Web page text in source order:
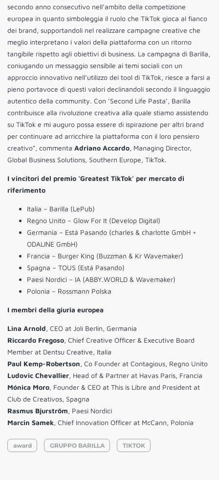
secondo anno consecutivo nell’ambito della competizione
europea in quanto simboleggia il ruolo che TikTok gioca al fianco
dei brand, supportandoli nel realizzare campagne creative che
meglio interpretano i valori della piattaforma con un ritorno
tangibile rispetto agli obiettivi di business. La campagna di Barilla,
coniugando un messaggio sensibile ai temi sociali con un
approccio innovativo nell’utilizzo dei tool di TikTok, riesce a farsi a
pieno portavoce di questi valori declinandoli secondo il linguaggio
autentico della community. Con ‘Second Life Pasta’, Barilla
contribuisce alla rivoluzione creativa alla quale stiamo assistendo
su TikTok e mi auguro possa essere di ispirazione per altri brand
per continuare ad arricchire la piattaforma con il loro pensiero
creativo”, commenta Adriano Accardo, Managing Director,
Global Business Solutions, Southern Europe, TikTok.
I vincitori del premio ‘Greatest TikTok’ per mercato di
riferimento
Italia – Barilla (LePub)
Regno Unito – Glow For It (Develop Digital)
Germania – Está Pasando (charles & charlotte GmbH +
ODALINE GmbH)
Francia – Burger King (Buzzman & Kr Wavemaker)
Spagna – TOUS (Está Pasando)
Paesi Nordici – IA (ABBY.WORLD & Wavemaker)
Polonia – Rossmann Polska
I membri della giuria europea
Lina Arnold, CEO at Joli Berlin, Germania
Riccardo Fregoso, Chief Creative Officer & Executive Board
Member at Dentsu Creative, Italia
Paul Kemp-Robertson, Co Founder at Contagious, Regno Unito
Ludovic Chevallier, Head of & Partner at Havas Paris, Francia
Mónica Moro, Founder & CEO at This is Libre and President at
Club de Creativos, Spagna
Rasmus Bjurström, Paesi Nordici
Marcin Samek, Chief Innovation Officer at McCann, Polonia
award GRUPPO BARILLA TIKTOK